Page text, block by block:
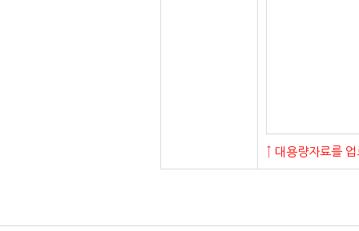
↑ 대용량자료를